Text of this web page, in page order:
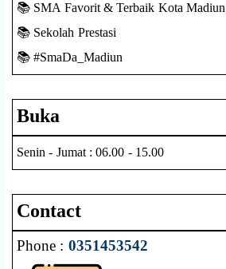
📚 SMA Favorit & Terbaik Kota Madiun
📚 Sekolah Prestasi
📚 #SmaDa_Madiun
Buka
Senin - Jumat : 06.00 - 15.00
Contact
Phone : 0351453542